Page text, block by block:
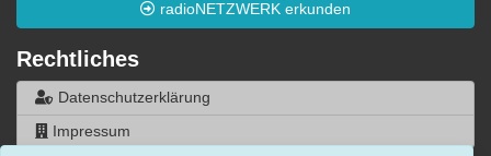
radioNETZWERK erkunden
Rechtliches
Datenschutzerklärung
Impressum